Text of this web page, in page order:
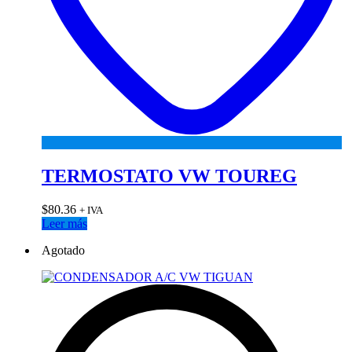
TERMOSTATO VW TOUREG
$80.36 + IVA
Leer más
Agotado